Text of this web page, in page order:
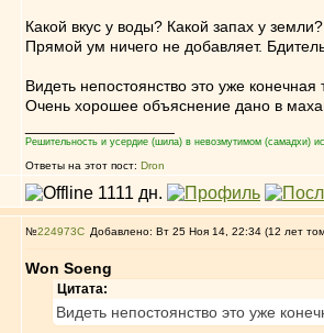
Какой вкус у воды? Какой запах у
Прямой ум ничего не добавляет.
Видеть непостоянство это уже конечная
Очень хорошее объяснение дано в
Решительность и усердие (шила) в невозмутимом (самадхи)
Ответы на этот пост: Dron
№224973 Добавлено: Вт 25 Ноя 14, 22:34 (12 лет
Won Soeng
Цитата:
Видеть непостоянство это уже